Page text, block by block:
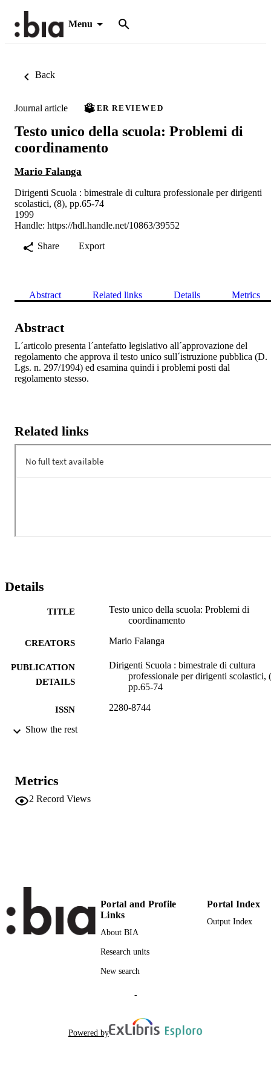
Menu
Back
Journal article PEER REVIEWED
Testo unico della scuola: Problemi di
coordinamento
Mario Falanga
Dirigenti Scuola : bimestrale di cultura professionale per dirigenti
scolastici, (8), pp.65-74
1999
Handle: https://hdl.handle.net/10863/39552
Share
Export
Abstract Related links Details Metrics
Abstract
L´articolo presenta l´antefatto legislativo all´approvazione del
regolamento che approva il testo unico sull´istruzione pubblica (D.
Lgs. n. 297/1994) ed esamina quindi i problemi posti dal
regolamento stesso.
Related links
Details
TITLE
Testo unico della scuola: Problemi di
coordinamento
CREATORS Mario Falanga
PUBLICATION
DETAILS
Dirigenti Scuola : bimestrale di cultura
professionale per dirigenti scolastici,
pp.65-74
ISSN 2280-8744
PUBLISHER
IDENTIFIERS
RESOURCE
TYPE
Journal article
Falanga M
Show the rest
Metrics
2 Record Views
Portal and Profile
Links
About BIA
Research units
New search
Portal Index
Output Index
-
Powered by